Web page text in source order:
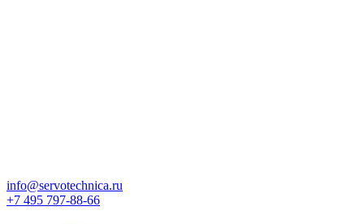
info@servotechnica.ru
+7 495 797-88-66